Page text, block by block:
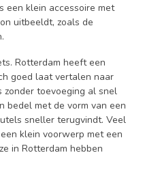
een klein accessoire met
uitbeeldt, zoals de
Rotterdam heeft een
goed laat vertalen naar
toevoeging al snel
bedel met de vorm van een
sneller terugvindt. Veel
klein voorwerp met een
in Rotterdam hebben